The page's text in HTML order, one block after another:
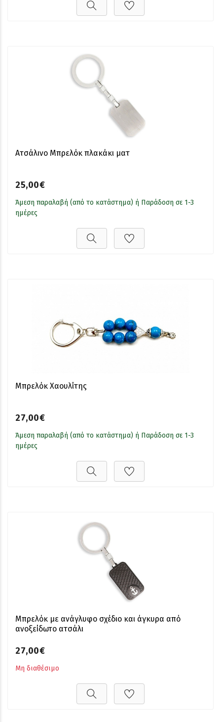
Ατσάλινο Μπρελόκ πλακάκι ματ
25,00€
Άμεση παραλαβή (από το κατάστημα) ή Παράδοση σε 1-3
ημέρες
Μπρελόκ Χαουλίτης
27,00€
Άμεση παραλαβή (από το κατάστημα) ή Παράδοση σε 1-3
ημέρες
Μπρελόκ με ανάγλυφο σχέδιο και άγκυρα από
ανοξείδωτο ατσάλι
27,00€
Μη διαθέσιμο